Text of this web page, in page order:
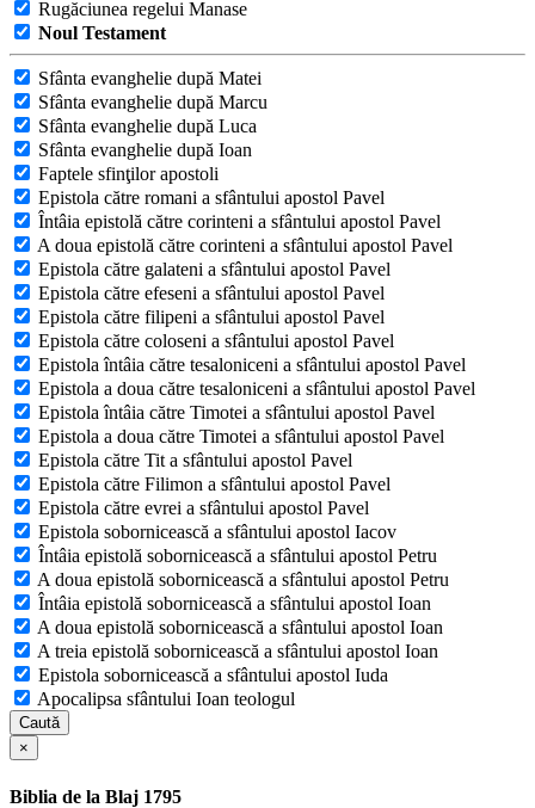
Rugăciunea regelui Manase
Noul Testament
Sfânta evanghelie după Matei
Sfânta evanghelie după Marcu
Sfânta evanghelie după Luca
Sfânta evanghelie după Ioan
Faptele sfinţilor apostoli
Epistola către romani a sfântului apostol Pavel
Întâia epistolă către corinteni a sfântului apostol Pavel
A doua epistolă către corinteni a sfântului apostol Pavel
Epistola către galateni a sfântului apostol Pavel
Epistola către efeseni a sfântului apostol Pavel
Epistola către filipeni a sfântului apostol Pavel
Epistola către coloseni a sfântului apostol Pavel
Epistola întâia către tesaloniceni a sfântului apostol Pavel
Epistola a doua către tesaloniceni a sfântului apostol Pavel
Epistola întâia către Timotei a sfântului apostol Pavel
Epistola a doua către Timotei a sfântului apostol Pavel
Epistola către Tit a sfântului apostol Pavel
Epistola către Filimon a sfântului apostol Pavel
Epistola către evrei a sfântului apostol Pavel
Epistola sobornicească a sfântului apostol Iacov
Întâia epistolă sobornicească a sfântului apostol Petru
A doua epistolă sobornicească a sfântului apostol Petru
Întâia epistolă sobornicească a sfântului apostol Ioan
A doua epistolă sobornicească a sfântului apostol Ioan
A treia epistolă sobornicească a sfântului apostol Ioan
Epistola sobornicească a sfântului apostol Iuda
Apocalipsa sfântului Ioan teologul
Caută
×
Biblia de la Blaj 1795